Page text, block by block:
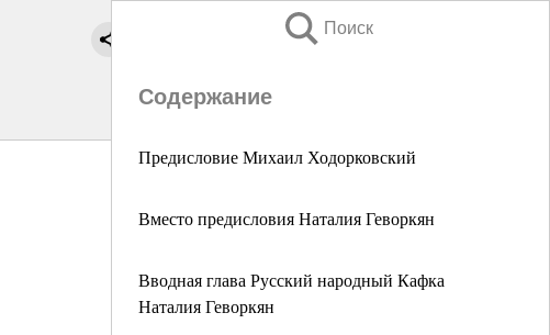
Поиск
Содержание
Предисловие Михаил Ходорковский
Вместо предисловия Наталия Геворкян
Вводная глава Русский народный Кафка
Наталия Геворкян